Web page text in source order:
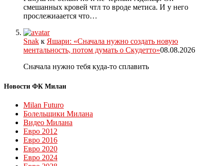
смешанных кровей чтл то вроде метиса. И у него
прослежиаается что…
Snak к Яшари: «Сначала нужно создать новую
ментальность, потом думать о Скудетто»08.08.2026
Сначала нужно тебя куда-то сплавить
Новости ФК Милан
Milan Futuro
Болельщики Милана
Видео Милана
Евро 2012
Евро 2016
Евро 2020
Евро 2024